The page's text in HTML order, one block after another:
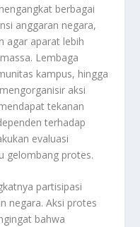
berbagai
anggaran negara,
agar aparat lebih
Lembaga
kampus, hingga
aksi
tekanan
terhadap
evaluasi
gelombang protes.
partisipasi
negara. Aksi protes
bahwa